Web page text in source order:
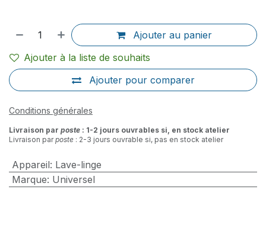
Ajouter au panier
Ajouter pour comparer
Ajouter à la liste de souhaits
Conditions générales
Livraison par poste : 1-2 jours ouvrables si, en stock atelier
Livraison parposte : 2-3 jours ouvrable si, pas en stock atelier
Appareil: Lave-linge
Marque: Universel